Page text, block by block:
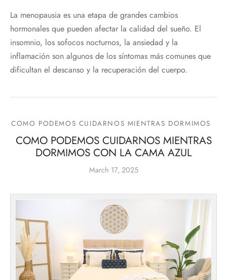
La menopausia es una etapa de grandes cambios
hormonales que pueden afectar la calidad del sueño. El
insomnio, los sofocos nocturnos, la ansiedad y la
inflamación son algunos de los síntomas más comunes que
dificultan el descanso y la recuperación del cuerpo.
COMO PODEMOS CUIDARNOS MIENTRAS DORMIMOS
COMO PODEMOS CUIDARNOS MIENTRAS
DORMIMOS CON LA CAMA AZUL
March 17, 2025